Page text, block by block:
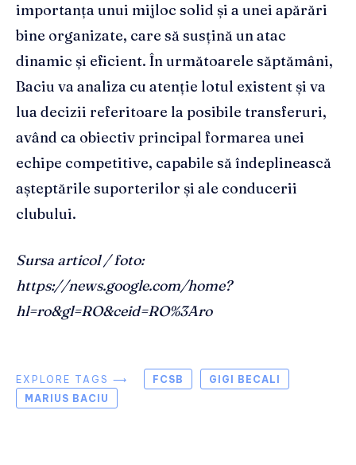
importanța unui mijloc solid și a unei apărări
bine organizate, care să susțină un atac
dinamic și eficient. În următoarele săptămâni,
Baciu va analiza cu atenție lotul existent și va
lua decizii referitoare la posibile transferuri,
având ca obiectiv principal formarea unei
echipe competitive, capabile să îndeplinească
așteptările suporterilor și ale conducerii
clubului.
Sursa articol / foto:
https://news.google.com/home?
hl=ro&gl=RO&ceid=RO%3Aro
EXPLORE TAGS ⟶ FCSB
GIGI BECALI
MARIUS BACIU